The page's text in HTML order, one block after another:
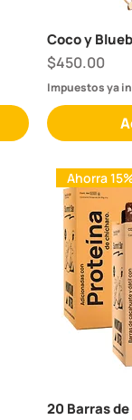
Coco y
Price
$450.00
Impuestos ya
Ahorra
20 Barras